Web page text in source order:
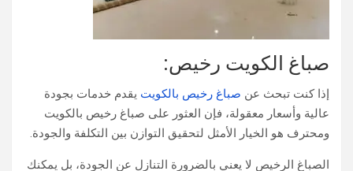
صباغ الكويت رخيص:
إذا كنت تبحث عن صباغ رخيص بالكويت يقدم خدمات بجودة
عالية وأسعار معقولة، فإن العثور على صباغ رخيص بالكويت
ومحترف هو الخيار الأمثل لتحقيق التوازن بين التكلفة والجودة.
الصباغ الرخيص لا يعني بالضرورة التنازل عن الجودة، بل يمكنك